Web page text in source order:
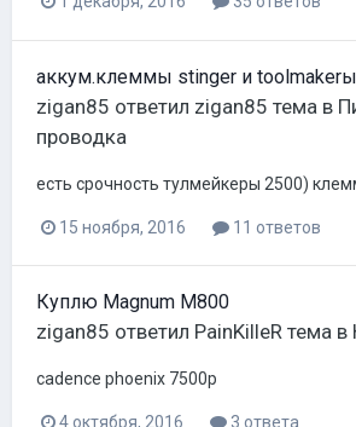
аккум.клеммы stinger и toolmakerы
zigan85 ответил zigan85 тема в
проводка
есть срочность тулмейкеры 2500)
15 ноября, 2016 11 ответов
Куплю Magnum M800
zigan85 ответил PainKilleR тема в
cadence phoenix 7500р
4 октября, 2016 3 ответа